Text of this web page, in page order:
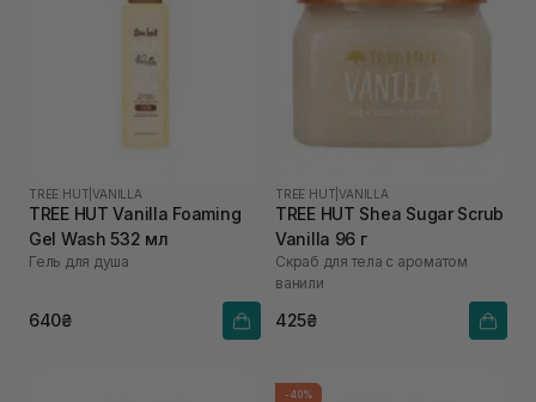
TREE HUT |VANILLA
TREE HUT Vanilla Foaming
Gel Wash 532 мл
Гель для душа
640₴
TREE HUT |VANILLA
TREE HUT Shea Sugar Scrub
Vanilla 96 г
Скраб для тела с ароматом
ванили
425₴
-40%